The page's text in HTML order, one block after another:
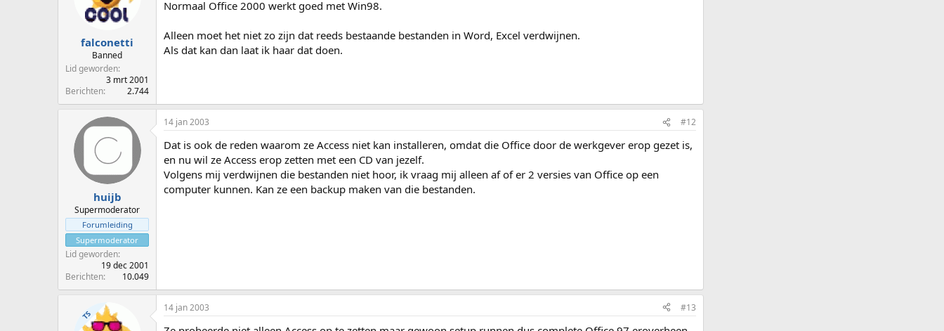
falconetti
Banned
Lid geworden
3 mrt 2001
Berichten
2.744
Normaal Office 2000 werkt goed met Win98.
Alleen moet het niet zo zijn dat reeds bestaande bestanden in Word, Excel verdwijnen.
Als dat kan dan laat ik haar dat doen.
huijb
Supermoderator
Forumleiding
Supermoderator
Lid geworden
19 dec 2001
Berichten
10.049
14 jan 2003 #12
Dat is ook de reden waarom ze Access niet kan installeren, omdat die Office door de werkgever erop gezet is,
en nu wil ze Access erop zetten met een CD van jezelf.
Volgens mij verdwijnen die bestanden niet hoor, ik vraag mij alleen af of er 2 versies van Office op een
computer kunnen. Kan ze een backup maken van die bestanden.
TS
14 jan 2003 #13